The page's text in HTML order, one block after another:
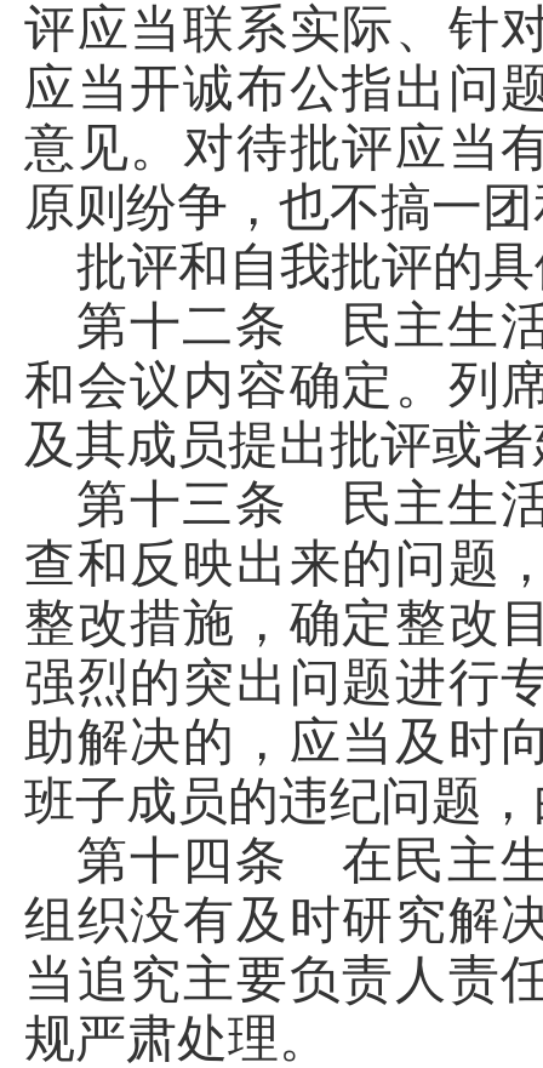
评应当联系实际、针
应当开诚布公指出问
意见。对待批评应当
原则纷争，也不搞一
批评和自我批评的
第十二条 民主生
和会议内容确定。列
及其成员提出批评或
第十三条 民主生
查和反映出来的问题
整改措施，确定整改
强烈的突出问题进行
助解决的，应当及时
班子成员的违纪问题
第十四条 在民主
组织没有及时研究解
当追究主要负责人责
规严肃处理。